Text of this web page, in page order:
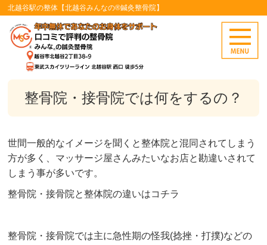
北越谷駅の整体【北越谷みんなの®鍼灸整骨院】
整骨院・接骨院では何をするの？
世間一般的なイメージを聞くと整体院と混同されてしまう
方が多く、マッサージ屋さんみたいなお店と勘違いされて
しまう事が多いです。
整骨院・接骨院と整体院の違いはコチラ
整骨院・接骨院では主に急性期の怪我(捻挫・打撲)などの